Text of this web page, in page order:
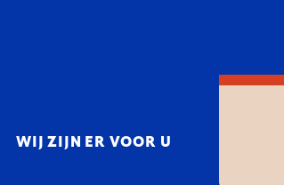
WIJ ZIJN ER VOOR U